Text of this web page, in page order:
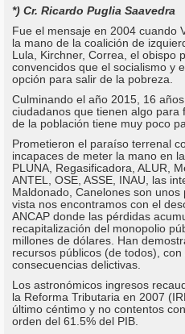
*) Cr. Ricardo Puglia Saavedra
Fue el mensaje en 2004 cuando
la mano de la coalición de
Lula, Kirchner, Correa, el obispo
convencidos que el socialismo y
opción para salir de la pobreza.
Culminando el año 2015, 16
ciudadanos que tienen algo para
de la población tiene muy poco
Prometieron el paraíso terrenal
incapaces de meter la mano en
PLUNA, Regasificadora, ALUR,
ANTEL, OSE, ASSE, INAU, las
Maldonado, Canelones son
vista nos encontramos con el
ANCAP donde las pérdidas
recapitalización del monopolio
millones de dólares. Han
recursos públicos (de todos),
consecuencias delictivas.
Los astronómicos ingresos
la Reforma Tributaria en 2007
último céntimo y no contentos
orden del 61.5% del PIB.